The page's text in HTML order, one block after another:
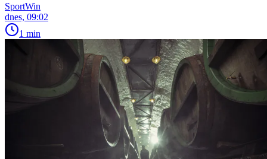
SportWin
dnes, 09:02
1 min